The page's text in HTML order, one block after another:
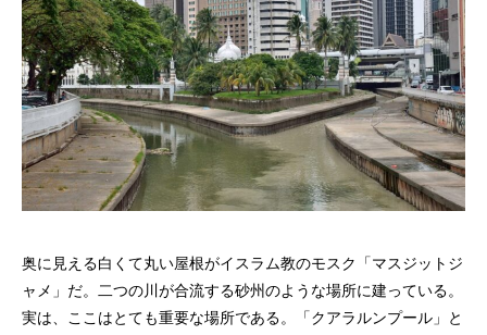
奥に見える白くて丸い屋根がイスラム教のモスク「マスジットジ
ャメ」だ。二つの川が合流する砂州のような場所に建っている。
実は、ここはとても重要な場所である。「クアラルンプール」と